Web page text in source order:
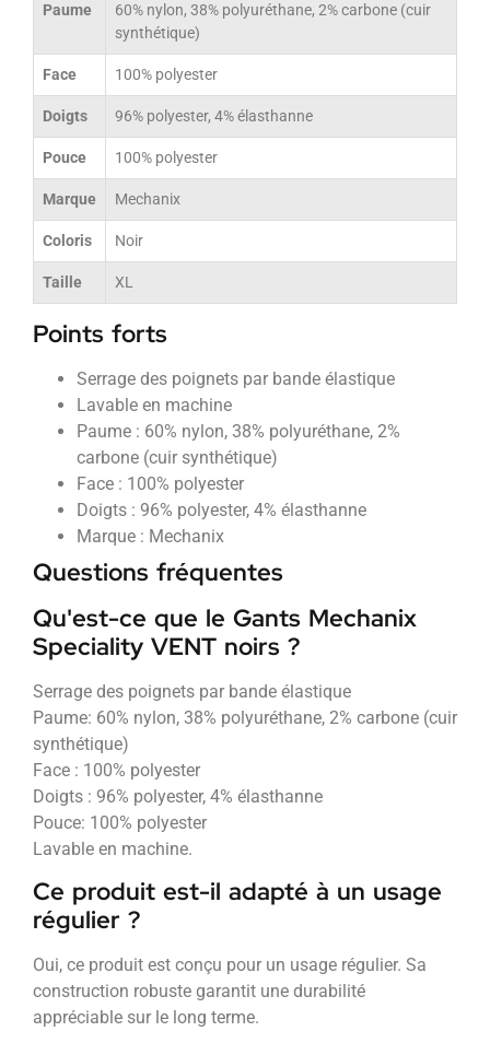
Paume
60% nylon, 38% polyuréthane, 2% carbone (cuir
synthétique)
Face 100% polyester
Doigts 96% polyester, 4% élasthanne
Pouce 100% polyester
Marque Mechanix
Coloris Noir
Taille XL
Points forts
Serrage des poignets par bande élastique
Lavable en machine
Paume : 60% nylon, 38% polyuréthane, 2%
carbone (cuir synthétique)
Face : 100% polyester
Doigts : 96% polyester, 4% élasthanne
Marque : Mechanix
Questions fréquentes
Qu'est-ce que le Gants Mechanix
Speciality VENT noirs ?
Serrage des poignets par bande élastique
Paume: 60% nylon, 38% polyuréthane, 2% carbone (cuir
synthétique)
Face : 100% polyester
Doigts : 96% polyester, 4% élasthanne
Pouce: 100% polyester
Lavable en machine.
Ce produit est-il adapté à un usage
régulier ?
Oui, ce produit est conçu pour un usage régulier. Sa
construction robuste garantit une durabilité
appréciable sur le long terme.